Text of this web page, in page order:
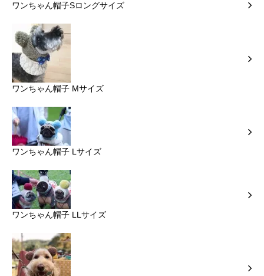
ワンちゃん帽子Sロングサイズ
ワンちゃん帽子 Mサイズ
ワンちゃん帽子 Lサイズ
ワンちゃん帽子 LLサイズ